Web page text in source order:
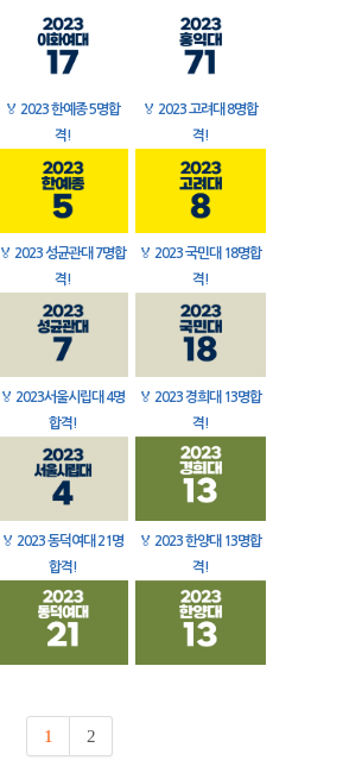
🏅 2023 한예종 5명합
격!
🏅 2023 고려대 8명합
격!
🏅 2023 성균관대 7명합
격!
🏅 2023 국민대 18명합
격!
🏅 2023서울시립대 4명
합격!
🏅 2023 경희대 13명합
격!
🏅 2023 동덕여대 21명
합격!
🏅 2023 한양대 13명합
격!
1 2